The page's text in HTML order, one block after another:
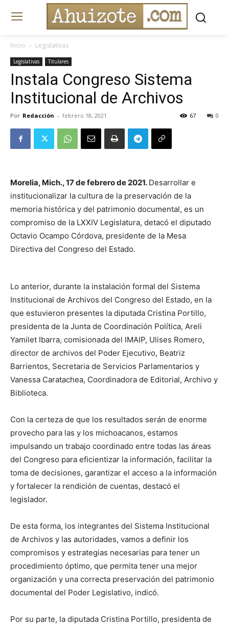
Inicio Legislativas
Legislativas Titulares
Instala Congreso Sistema
Institucional de Archivos
Por Redacción - febrero 18, 2021 0
67
Morelia, Mich., 17 de febrero de 2021. Desarrollar e
institucionalizar la cultura de la preservación de la
memoria histórica y del patrimonio documental, es un
compromiso de la LXXIV Legislatura, detacó el diputado
Octavio Ocampo Córdova, presidente de la Mesa
Directiva del Congreso del Estado.
Lo anterior, durante la instalación formal del Sistema
Institucional de Archivos del Congreso del Estado, en la
que estuvieron presentes la diputada Cristina Portillo,
presidenta de la Junta de Coordinación Política, Areli
Yamilet Ibarra, comisionada del IMAIP, Ulises Romero,
director de archivos del Poder Ejecutivo, Beatriz
Barrientos, Secretaria de Servicios Parlamentarios y
Vanessa Caratachea, Coordinadora de Editorial, Archivo y
Biblioteca.
Con la certeza de que los resultados serán de enorme
provecho para las y los michoacanos, estamos
impulsando un trabajo coordinado entre todas las áreas
del Congreso para eficientizar la información, facilitar la
toma de decisiones, garantizar el acceso a la información
y fortalecer la rendición de cuentas, destacó el
legislador.
De esta forma, los integrantes del Sistema Institucional
de Archivos y las autoridades, vamos a definir los
compromisos y estrategias necesarias para tener un
procedimiento óptimo, que permita tener una mejor
organización y una correcta preservación del patrimonio
documental del Poder Legislativo, indicó.
Por su parte, la diputada Cristina Portillo, presidenta de